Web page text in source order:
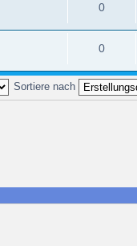
0
0
Sortiere nach